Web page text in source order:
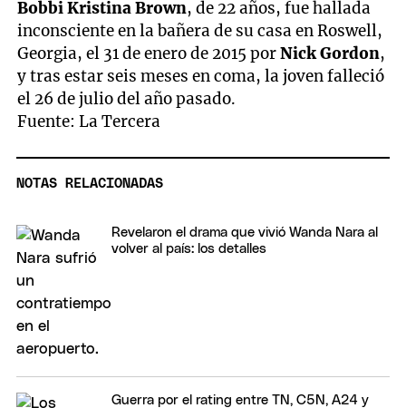
Bobbi Kristina Brown, de 22 años, fue hallada
inconsciente en la bañera de su casa en Roswell,
Georgia, el 31 de enero de 2015 porNick Gordon,
y tras estar seis meses en coma, la joven falleció
el 26 de julio del año pasado.
Fuente: La Tercera
NOTAS RELACIONADAS
Revelaron el drama que vivió Wanda Nara al
volver al país: los detalles
Guerra por el rating entre TN, C5N, A24 y